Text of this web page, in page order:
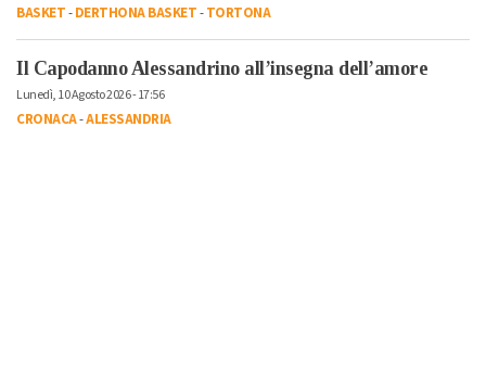
BASKET-DERTHONA BASKET-TORTONA
Il Capodanno Alessandrino all’insegna dell’amore
Lunedì, 10 Agosto 2026 - 17:56
CRONACA-ALESSANDRIA